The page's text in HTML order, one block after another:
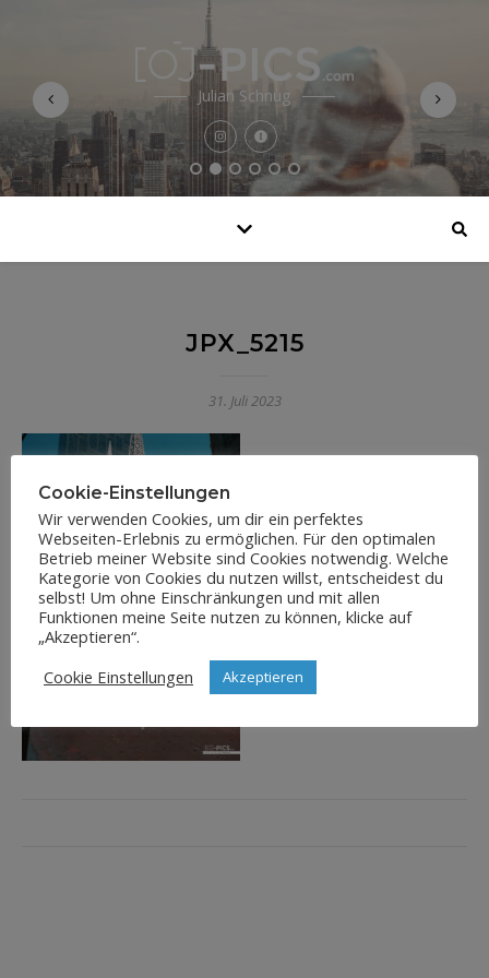
Julian Schnug
JPX_5215
31. Juli 2023
Cookie-Einstellungen
Wir verwenden Cookies, um dir ein perfektes
Webseiten-Erlebnis zu ermöglichen. Für den optimalen
Betrieb meiner Website sind Cookies notwendig. Welche
Kategorie von Cookies du nutzen willst, entscheidest du
selbst! Um ohne Einschränkungen und mit allen
Funktionen meine Seite nutzen zu können, klicke auf
„Akzeptieren“.
Cookie Einstellungen
Akzeptieren